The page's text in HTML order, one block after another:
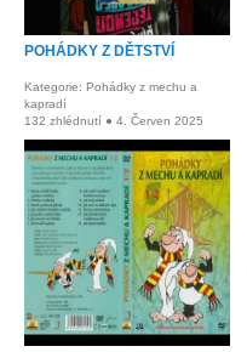
POHÁDKY Z DĚTSTVÍ
Kategorie: Pohádky z mechu a
kapradí
132 zhlédnutí ● 4. Červen 2025